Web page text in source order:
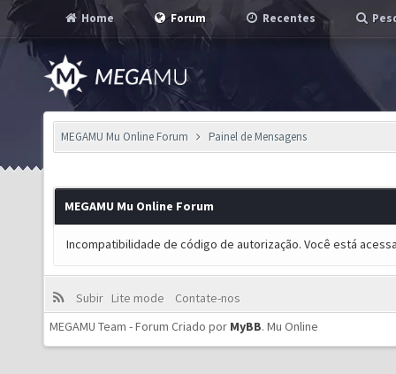
Home Forum Recentes
MEGAMU Mu Online Forum Painel de Mensagens
MEGAMU Mu Online Forum
Incompatibilidade de código de autorização. Você está
Subir Lite mode
Contate-nos
MEGAMU Team - Forum Criado por MyBB. Mu Online